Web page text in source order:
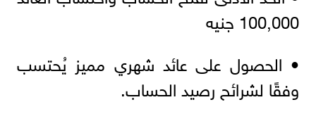
100,000 جنيه
• الحصول على عائد شهري مميز يُحتسب
وفقًا لشرائح رصيد الحساب.